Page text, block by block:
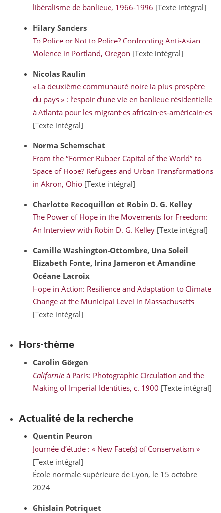
libéralisme de banlieue, 1966-1996 [Texte intégral]
HilarySanders
To Police or Not to Police? Confronting Anti-Asian
Violence in Portland, Oregon [Texte intégral]
Nicolas Raulin
« La deuxième communauté noire la plus prospère
du pays » : l’espoir d’une vie en banlieue résidentielle
à Atlanta pour les migrant·es africain·es-américain·es
[Texte intégral]
NormaSchemschat
From the ‘‘Former Rubber Capital of the World’’ to
Space of Hope? Refugees and Urban Transformations
in Akron, Ohio [Texte intégral]
Charlotte Recoquillon et Robin D. G. Kelley
The Power of Hope in the Movements for Freedom:
An Interview with Robin D. G. Kelley [Texte intégral]
CamilleWashington-Ottombre, Una Soleil
Elizabeth Fonte, Irina Jameron et Amandine
Océane Lacroix
Hope in Action: Resilience and Adaptation to Climate
Change at the Municipal Level in Massachusetts
[Texte intégral]
Hors-thème
Carolin Görgen
Californie à Paris: Photographic Circulation and the
Making of Imperial Identities, c. 1900 [Texte intégral]
Actualité de la recherche
Quentin Peuron
Journée d’étude : « New Face(s) of Conservatism »
[Texte intégral]
École normale supérieure de Lyon, le 15 octobre
2024
Ghislain Potriquet